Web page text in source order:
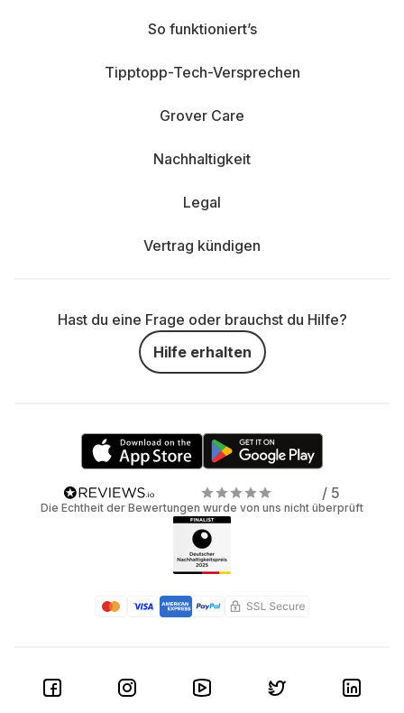
So funktioniert’s
Tipptopp-Tech-Versprechen
Grover Care
Nachhaltigkeit
Legal
Vertrag kündigen
Hast du eine Frage oder brauchst du Hilfe?
Hilfe erhalten
/ 5
Die Echtheit der Bewertungen wurde von uns nicht überprüft